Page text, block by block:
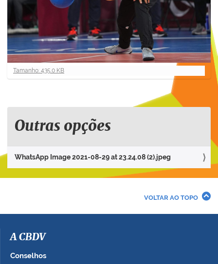
C
l
e
p
i
a
e
Tamanho: 435.0 KB
Outras opções
WhatsApp Image 2021-08-29 at 23.24.08 (2).jpeg
VOLTAR AO TOPO
A CBDV
Conselhos